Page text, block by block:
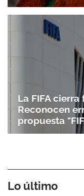
La FIFA
Reconocen
propuesta
Lo último